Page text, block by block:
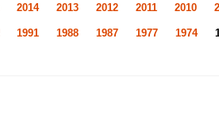
2014 2013 2012 2011 2010
1991 1988 1987 1977 1974